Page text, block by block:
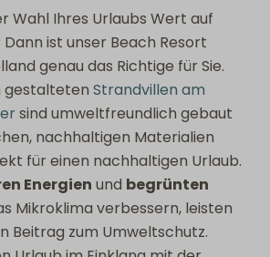
Wahl Ihres Urlaubs Wert auf
ist unser Beach Resort
genau das Richtige für Sie.
gestaltetenStrandvillen am
sind umweltfreundlich gebaut
nachhaltigen Materialien
für einen nachhaltigen Urlaub.
Energien und begrünten
Mikroklima verbessern, leisten
Beitrag zum Umweltschutz.